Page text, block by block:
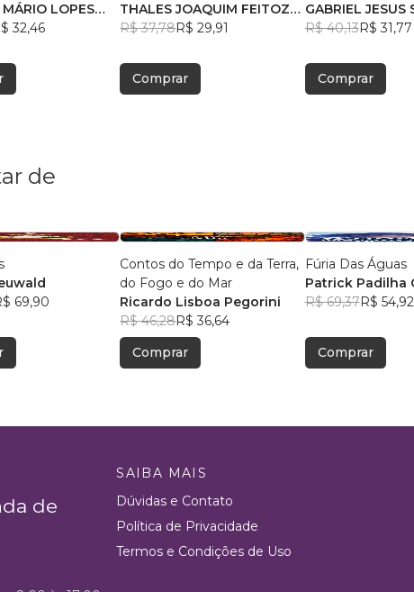
LOPES
32,46
THALES JOAQUIM FEITOZA
DE BRITO
R$ 37,78R$ 29,91
Comprar
GABRIEL JESUS
CONCEIÇÃO
R$ 40,13R$ 31,77
Comprar
de
69,90
Contos do Tempo e da Terra,
do Fogo e do Mar
Ricardo Lisboa Pegorini
R$ 46,28R$ 36,64
Comprar
Fúria Das Águas
Patrick Padilha
R$ 69,37R$ 54,92
Comprar
de
SAIBA MAIS
Dúvidas e Contato
Política de Privacidade
Termos e Condições de Uso